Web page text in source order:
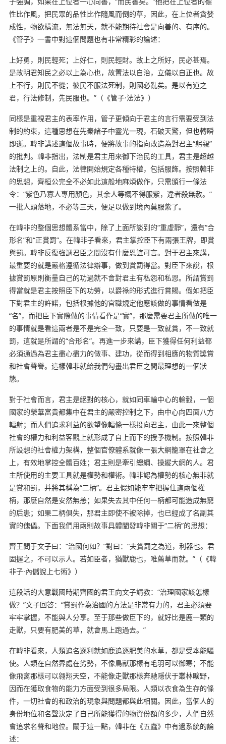
性比作風，把民眾的品性比作隨風而倒的草，因此，在上位者貪婪
成性，物欲橫流，無法無天，就不能期待社會是向善的、有序的。
《管子》一書中對這個問題也有非常精彩的論述：
上好勇，則民輕死；上好仁，則民輕財。故上之所好，民必甚焉。
是故明君知民之必以上為心也，故置法以自治，立儀以自正也。故
上不行，則民不從；彼民不服法死制，則國必亂矣。是以有道之
君，行法修制，先民服也。”（《管子·法法》）
同樣是重視君主的表率作用，管子更傾向于君主的言行需要受到法
制的約束，這種思想在先秦諸子中靈光一現，石破天驚，但也轉瞬
即逝。韓非講述這個故事時，便將故事的指向改造為對君主“躬親”
的批判。韓非指出，法制是君主用來御下治民的工具，君主是超越
法制之上的。自此，法律開始規定各種特權，包括服飾。按照韓非
的思想，齊桓公完全不必如此這般地麻煩做作，只需頒行一條法
令：“紫色乃寡人專用顏色，其余人等概不得服紫，違者殺無赦。”
一批人頭落地，不必等三天，便足以做到境內莫服紫了。
在韓非的整個思想體系當中，除了上面所談到的“重虛靜”，還有“合
形名”和“正賞罰”。在韓非子看來，君主掌控臣下有兩張王牌，即賞
與罰。韓非反復強調君臣之間沒有什麼恩誼可言。對于君主來講，
最重要的就是嚴格遵循法律辦事，做到賞罰得當。對臣下來說，根
據賞罰原則衡量自己的功過就不會對君主有私怨和私恩。所謂賞罰
得當就是君主按照臣下的功勞，以爵祿的形式進行賞賜。假如把臣
下對君主的許諾，包括根據他的官職規定他應該做的事情看做是
“名”，而把臣下實際做的事情看作是“實”，那麼需要君主所做的唯一
的事情就是看這兩者是不是完全一致，只要是一致就賞，不一致就
罰，這就是所謂的“合形名”。再進一步來講，臣下獲得任何利益都
必須通過為君主盡心盡力的做事、建功，從而得到相應的物質獎賞
和社會聲譽。這樣韓非就給我們勾畫出君臣之間最理想的一個狀
態。
對于社會而言，君主是絕對的核心，就如同車輪中心的輪轂，一個
國家的榮華富貴都集中在君主的嚴密控制之下，由中心向四面八方
輻射；而人們追求利益的欲望像輻條一樣投向君主，由此一來整個
社會的權力和利益客觀上就形成了自上而下的授予機制。按照韓非
所設想的社會權力架構，整個官僚體系就像一張大網籠罩在社會之
上，有效地掌控全體百姓；君主則是牽引總綱、操縱大網的人。君
主所使用的主要工具就是權勢和權術。韓非認為權勢的核心無非就
是賞和罰，并將其稱為“二柄”。君主假如能牢牢把握住這兩個權
柄，那麼自然是安然無恙；如果失去其中任何一柄都可能造成無窮
的后患；如果二柄俱失，那君主即使不被除掉，也已經成了名副其
實的傀儡。下面我們用兩則故事具體闡發韓非關于“二柄”的思想：
齊王問于文子曰：“治國何如？”對曰：“夫賞罰之為道，利器也。君
固握之，不可以示人。若如臣者，猶獸鹿也，唯薦草而就。”（《韓
非子·內儲說上七術》）
這段話的大意戰國時期齊國的君王向文子請教：“治理國家該怎樣
做？”文子回答：“賞罰作為治國的方法是非常有力的，君主必須要
牢牢掌握，不能與人分享。至于那些做臣下的，就好比是鹿一類的
走獸，只要有肥美的草，就會馬上跑過去。”
在韓非看來，人類追名逐利就如鹿追逐肥美的水草，都是受本能驅
使。人類在自然界處在劣勢，不像鳥獸那樣有毛羽可以御寒；不能
像飛禽那樣可以翱翔天空，不能像走獸那樣奔馳隱伏于叢林曠野，
因而在獲取食物的能力方面受到很多局限。人類以衣食為生存的條
件，一切社會的和政治的現象與問題都與此相關。因此，當個人的
身份地位和名聲決定了自己所能獲得的物資份額的多少，人們自然
會追求名聲和地位。關于這一點，韓非在《五蠹》中有過系統的論
述：